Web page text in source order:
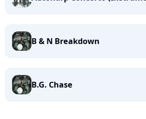
B & N Breakdown
B.G. Chase